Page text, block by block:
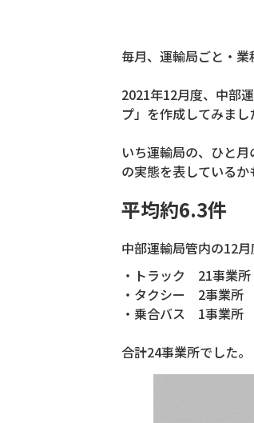
毎月、運輸局ごと・業
2021年12月度、中部
プ」を作成してみまし
いち運輸局の、ひと
の実態を表しているか
平均約6.3件
中部運輸局管内の12
・トラック 21事業所
・タクシー 2事業所
・乗合バス 1事業所
合計24事業所でした。